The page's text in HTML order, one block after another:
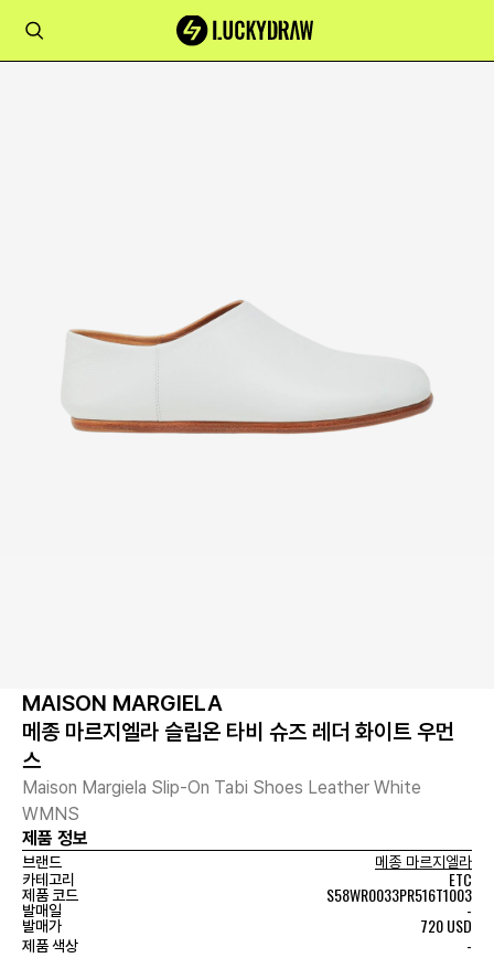
MAISON MARGIELA
메종 마르지엘라 슬립온 타비 슈즈 레더 화이트 우먼
스
Maison Margiela Slip-On Tabi Shoes Leather White
WMNS
제품 정보
브랜드
메종 마르지엘라
카테고리
ETC
제품 코드 S58WR0033PR516T1003
발매일 -
발매가 720 USD
제품 색상 -